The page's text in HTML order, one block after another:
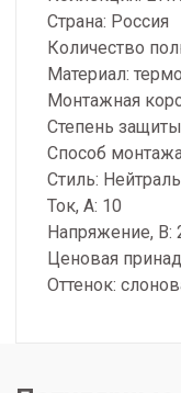
Страна: Россия
Количество
Материал:
Монтажная
Степень
Способ
Стиль:
Ток, А: 10
Напряжение, В:
Ценовая
Оттенок: